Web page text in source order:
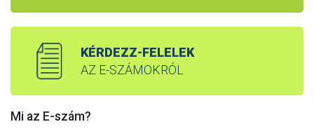
KÉRDEZZ-FELELEK
AZ E-SZÁMOKRÓL
Mi az E-szám?